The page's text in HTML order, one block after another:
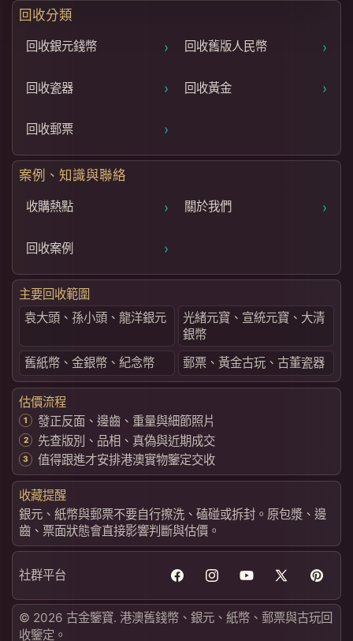
回收分類
回收銀元錢幣 › 回收舊版人民幣 ›
回收瓷器 › 回收黃金 ›
回收郵票 ›
案例、知識與聯絡
收購熱點 › 關於我們 ›
回收案例 ›
主要回收範圍
袁大頭、孫小頭、龍洋銀元
光緒元寶、宣統元寶、大清
銀幣
舊紙幣、金銀幣、紀念幣
郵票、黃金古玩、古董瓷器
估價流程
發正反面、邊齒、重量與細節照片
先查版別、品相、真偽與近期成交
值得跟進才安排港澳實物鑒定交收
收藏提醒
銀元、紙幣與郵票不要自行擦洗、磕碰或拆封。原包漿、邊
齒、票面狀態會直接影響判斷與估價。
社群平台
FacebookInstagramYouTube
X
(Twitter)
© 2026 古金鑒寶. 港澳舊錢幣、銀元、紙幣、郵票與古玩回
收鑒定。